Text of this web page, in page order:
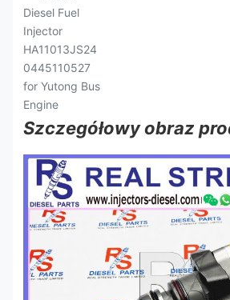
Szczegółowy obraz